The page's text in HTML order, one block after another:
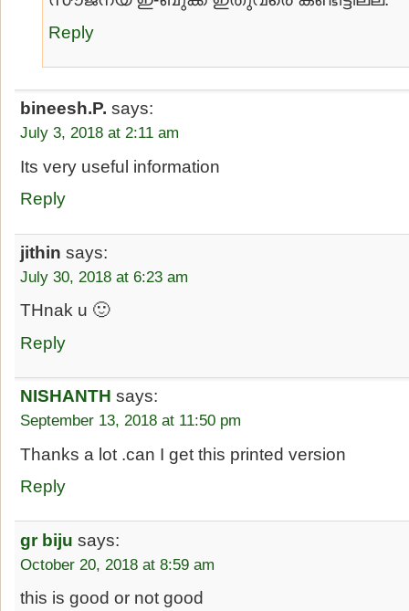
Reply
bineesh.P. says:
July 3, 2018 at 2:11 am
Its very useful information
Reply
jithin says:
July 30, 2018 at 6:23 am
THnak u 🙂
Reply
NISHANTH says:
September 13, 2018 at 11:50 pm
Thanks a lot .can I get this printed version
Reply
gr biju says:
October 20, 2018 at 8:59 am
this is good or not good